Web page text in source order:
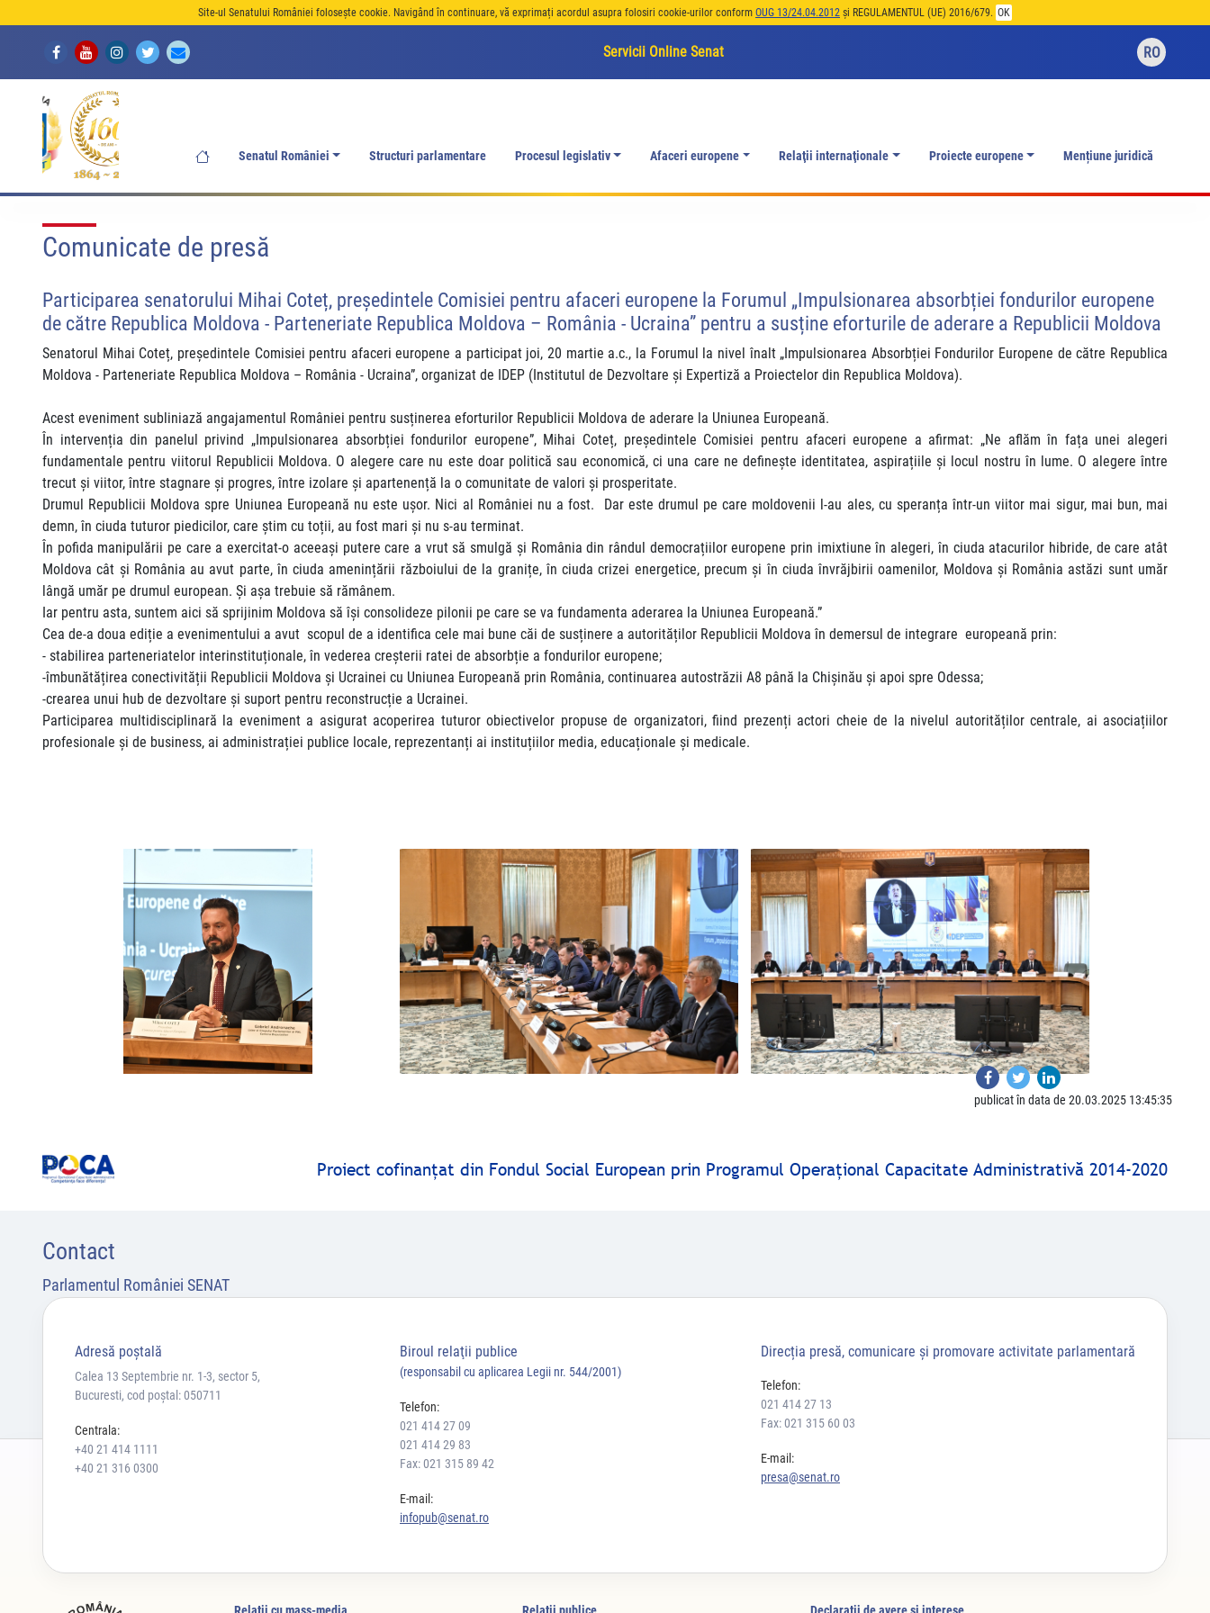
Site-ul Senatului României folosește cookie. Navigând în continuare, vă exprimați acordul asupra folosiri cookie-urilor conform OUG 13/24.04.2012 și REGULAMENTUL (UE) 2016/679. OK
Servicii Online Senat RO
Senatul României Structuri parlamentare Procesul legislativ Afaceri europene Relaţii internaţionale Proiecte europene Mențiune juridică
Comunicate de presă
Participarea senatorului Mihai Coteț, președintele Comisiei pentru afaceri europene la Forumul „Impulsionarea absorbției fondurilor europene
de către Republica Moldova - Parteneriate Republica Moldova – România - Ucraina” pentru a susține eforturile de aderare a Republicii Moldova
Senatorul Mihai Coteț, președintele Comisiei pentru afaceri europene a participat joi, 20 martie a.c., la Forumul la nivel înalt „Impulsionarea Absorbției Fondurilor Europene de către Republica
Moldova - Parteneriate Republica Moldova – România - Ucraina”, organizat de IDEP (Institutul de Dezvoltare și Expertiză a Proiectelor din Republica Moldova).
Acest eveniment subliniază angajamentul României pentru susținerea eforturilor Republicii Moldova de aderare la Uniunea Europeană.
În intervenția din panelul privind „Impulsionarea absorbției fondurilor europene”, Mihai Coteț, președintele Comisiei pentru afaceri europene a afirmat: „Ne aflăm în fața unei alegeri
fundamentale pentru viitorul Republicii Moldova. O alegere care nu este doar politică sau economică, ci una care ne definește identitatea, aspirațiile și locul nostru în lume. O alegere între
trecut și viitor, între stagnare și progres, între izolare și apartenență la o comunitate de valori și prosperitate.
Drumul Republicii Moldova spre Uniunea Europeană nu este ușor. Nici al României nu a fost. Dar este drumul pe care moldovenii l-au ales, cu speranța într-un viitor mai sigur, mai bun, mai
demn, în ciuda tuturor piedicilor, care știm cu toții, au fost mari și nu s-au terminat.
În pofida manipulării pe care a exercitat-o aceeași putere care a vrut să smulgă și România din rândul democrațiilor europene prin imixtiune în alegeri, în ciuda atacurilor hibride, de care atât
Moldova cât și România au avut parte, în ciuda amenințării războiului de la granițe, în ciuda crizei energetice, precum și în ciuda învrăjbirii oamenilor, Moldova și România astăzi sunt umăr
lângă umăr pe drumul european. Și așa trebuie să rămânem.
Iar pentru asta, suntem aici să sprijinim Moldova să își consolideze pilonii pe care se va fundamenta aderarea la Uniunea Europeană.”
Cea de-a doua ediție a evenimentului a avut scopul de a identifica cele mai bune căi de susținere a autorităților Republicii Moldova în demersul de integrare europeană prin:
- stabilirea parteneriatelor interinstituționale, în vederea creșterii ratei de absorbție a fondurilor europene;
-îmbunătățirea conectivității Republicii Moldova și Ucrainei cu Uniunea Europeană prin România, continuarea autostrăzii A8 până la Chișinău și apoi spre Odessa;
-crearea unui hub de dezvoltare și suport pentru reconstrucție a Ucrainei.
Participarea multidisciplinară la eveniment a asigurat acoperirea tuturor obiectivelor propuse de organizatori, fiind prezenți actori cheie de la nivelul autorităților centrale, ai asociațiilor
profesionale și de business, ai administrației publice locale, reprezentanți ai instituțiilor media, educaționale și medicale.
publicat în data de 20.03.2025 13:45:35
Proiect cofinanţat din Fondul Social European prin Programul Operaţional Capacitate Administrativă 2014-2020
Contact
Parlamentul României SENAT
Adresă poştală
Calea 13 Septembrie nr. 1-3, sector 5,
Bucuresti, cod poștal: 050711
Centrala:
+40 21 414 1111
+40 21 316 0300
Biroul relaţii publice
(responsabil cu aplicarea Legii nr. 544/2001)
Telefon:
021 414 27 09
021 414 29 83
Fax: 021 315 89 42
E-mail:
infopub@senat.ro
Direcția presă, comunicare și promovare activitate parlamentară
Telefon:
021 414 27 13
Fax: 021 315 60 03
E-mail:
presa@senat.ro